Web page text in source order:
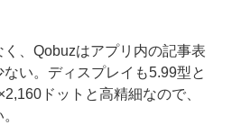
、Qobuzはアプリ内の記事表
い。ディスプレイも5.99型と
ドットと高精細なので、